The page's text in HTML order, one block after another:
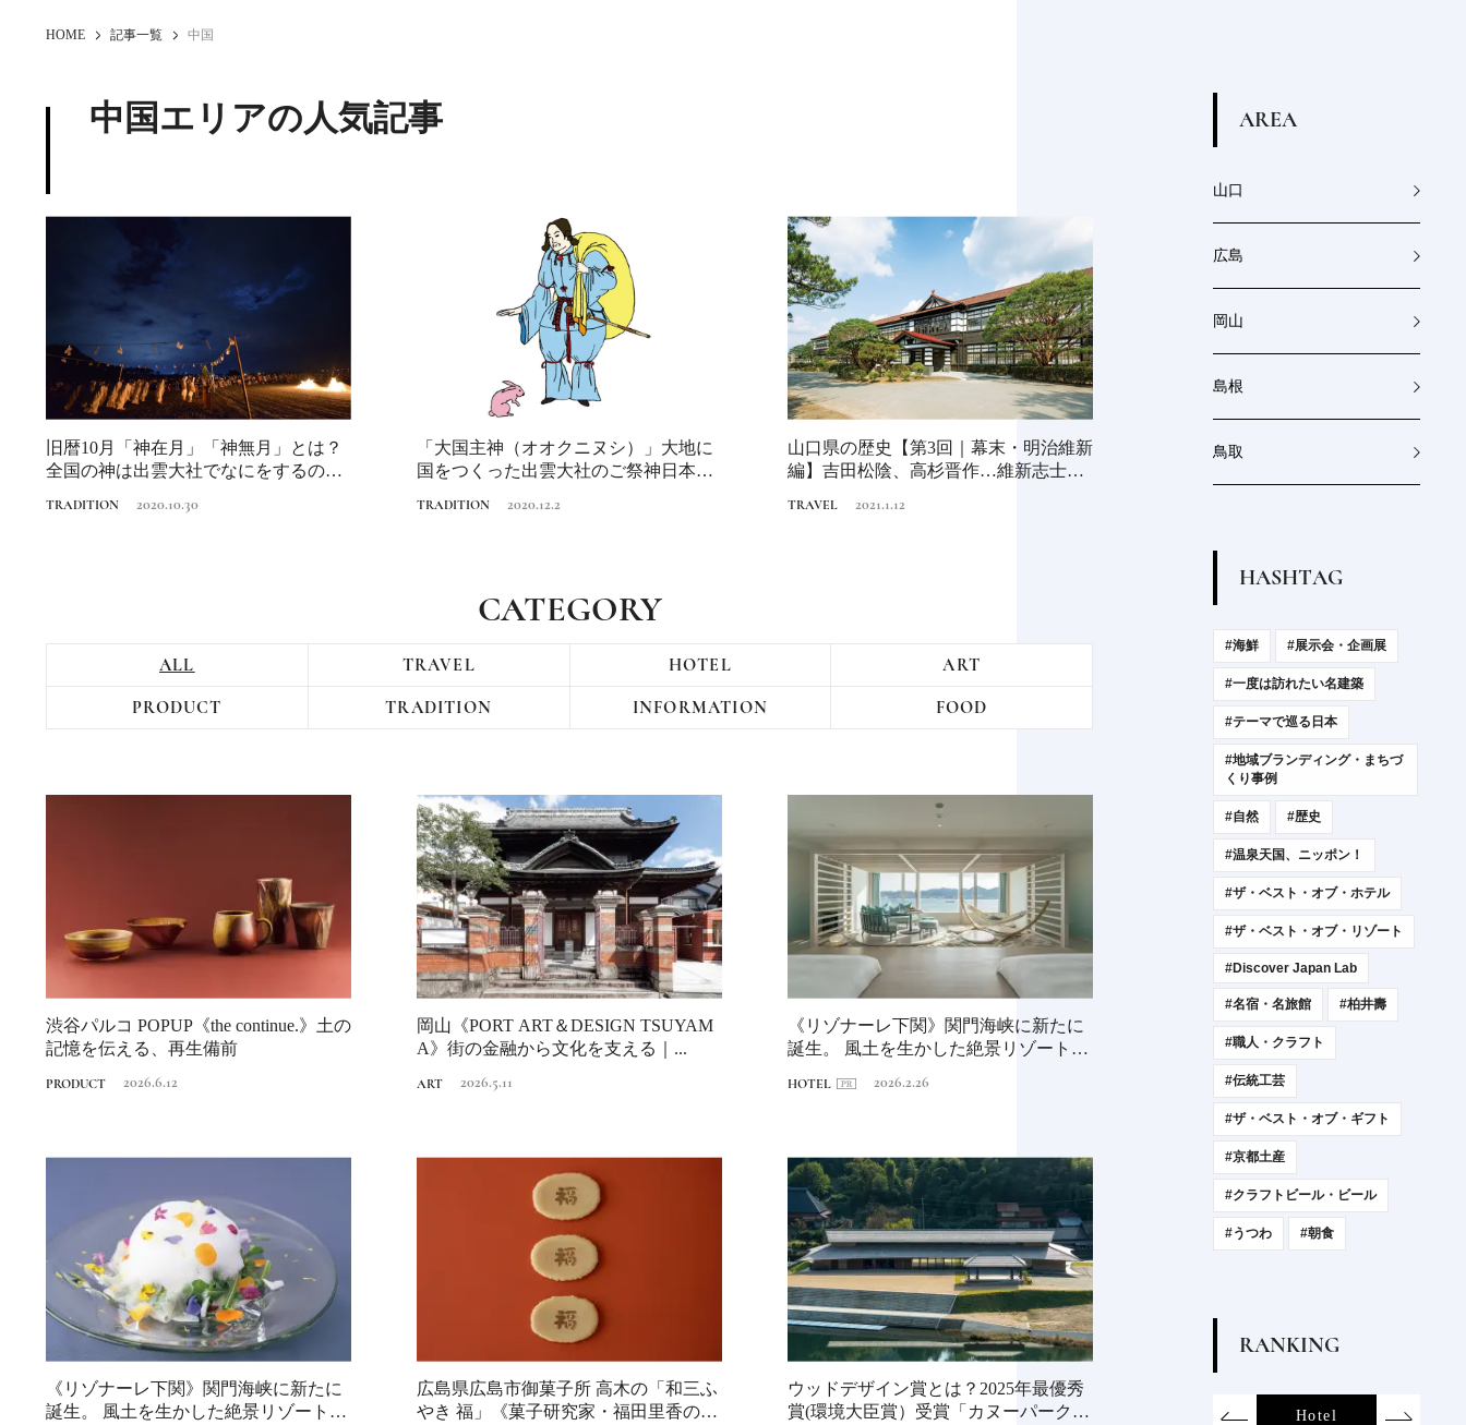
HOME 記事一覧 中国
中国エリアの人気記事
旧暦10月「神在月」「神無月」とは？
全国の神は出雲大社でなにをするの
TRADITION 2020.10.30
「大国主神（オオクニヌシ）」大地に
国をつくった出雲大社のご祭神日本人
TRADITION 2020.12.2
山口県の歴史【第3回｜幕末・明治維新
編】吉田松陰、高杉晋作…維新志士
TRAVEL 2021.1.12
CATEGORY
ALL TRAVEL HOTEL
ART
PRODUCT
TRADITION INFORMATION FOOD
渋谷パルコ POPUP《the continue.》土の
記憶を伝える、再生備前
PRODUCT 2026.6.12
岡山《PORT ART＆DESIGN TSUYAM
A》街の金融から文化を支える｜...
ART 2026.5.11
《リゾナーレ下関》関門海峡に新たに
誕生。 風土を生かした絶景リゾート前
HOTEL 2026.2.26
《リゾナーレ下関》関門海峡に新たに
誕生。 風土を生かした絶景リゾート後
広島県広島市御菓子所 高木の「和三ふ
やき 福」《菓子研究家・福田里香の民
ウッドデザイン賞とは？2025年最優秀
賞(環境大臣賞）受賞「カヌーパークみ
AREA
山口
広島
岡山
島根
鳥取
HASHTAG
#海鮮 #展示会・企画展
#一度は訪れたい名建築
#テーマで巡る日本
#地域ブランディング・まちづ
くり事例
#自然 #歴史
#温泉天国、ニッポン！
#ザ・ベスト・オブ・ホテル
#ザ・ベスト・オブ・リゾート
#Discover Japan Lab
#名宿・名旅館 #柏井壽
#職人・クラフト
#伝統工芸
#ザ・ベスト・オブ・ギフト
#京都土産
#クラフトビール・ビール
#うつわ #朝食
RANKING
Tradition SDGs Hotel